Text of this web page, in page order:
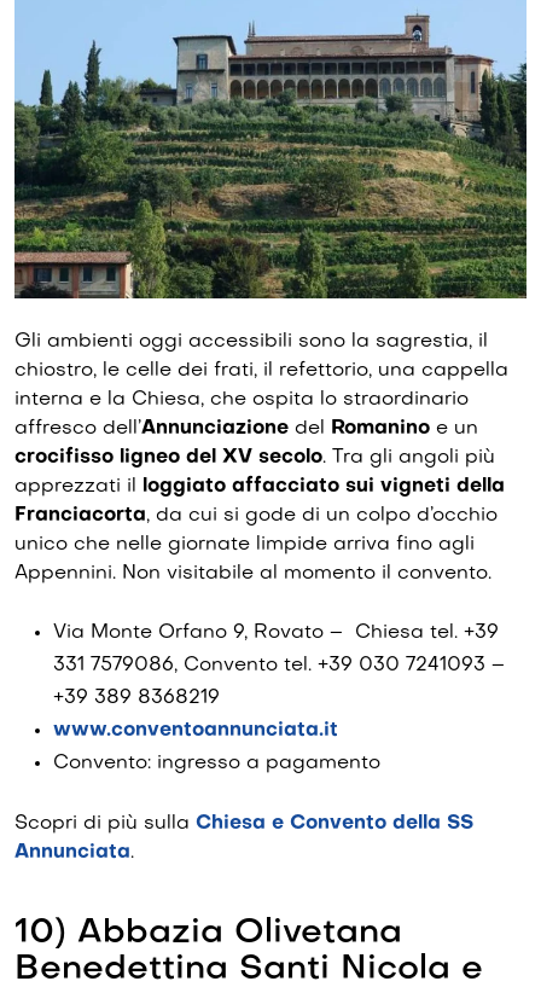
Gli ambienti oggi accessibili sono la sagrestia, il
chiostro, le celle dei frati, il refettorio, una cappella
interna e la Chiesa, che ospita lo straordinario
affresco dell’Annunciazione del Romanino e un
crocifisso ligneo del XV secolo. Tra gli angoli più
apprezzati il loggiato affacciato sui vigneti della
Franciacorta, da cui si gode di un colpo d’occhio
unico che nelle giornate limpide arriva fino agli
Appennini. Non visitabile al momento il convento.
Via Monte Orfano 9, Rovato – Chiesa tel. +39
331 7579086, Convento tel. +39 030 7241093 –
+39 389 8368219
www.conventoannunciata.it
Convento: ingresso a pagamento
Scopri di più sulla Chiesa e Convento della SS
Annunciata.
10) Abbazia Olivetana
Benedettina Santi Nicola e